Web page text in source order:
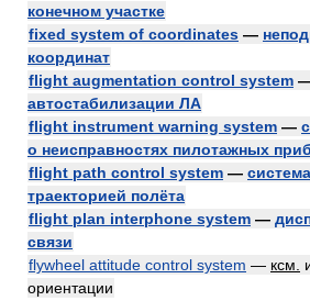
конечном участке
fixed system of coordinates —
координат
flight augmentation control system
автостабилизации ЛА
flight instrument warning system —
о неисправностях пилотажных
flight path control system —
траекторией полёта
flight plan interphone system —
связи
flywheel attitude control system — ксм.
ориентации